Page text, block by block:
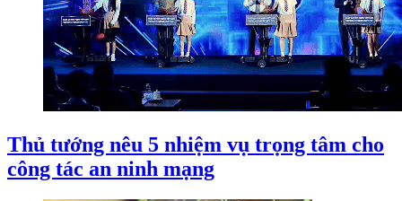
Thủ tướng nêu 5 nhiệm vụ trọng tâm cho
công tác an ninh mạng